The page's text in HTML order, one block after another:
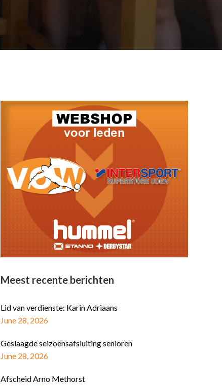
Meest recente berichten
Lid van verdienste: Karin Adriaans
June 28, 2026
Geslaagde seizoensafsluiting senioren
June 28, 2026
Afscheid Arno Methorst